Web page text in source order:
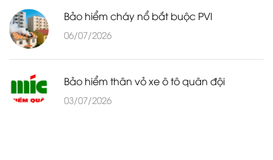
Bảo hiểm cháy nổ bắt buộc PVI
06/07/2026
Bảo hiểm thân vỏ xe ô tô quân đội
03/07/2026